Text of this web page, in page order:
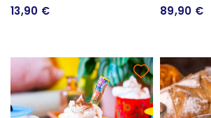
13,90 € 89,90 €